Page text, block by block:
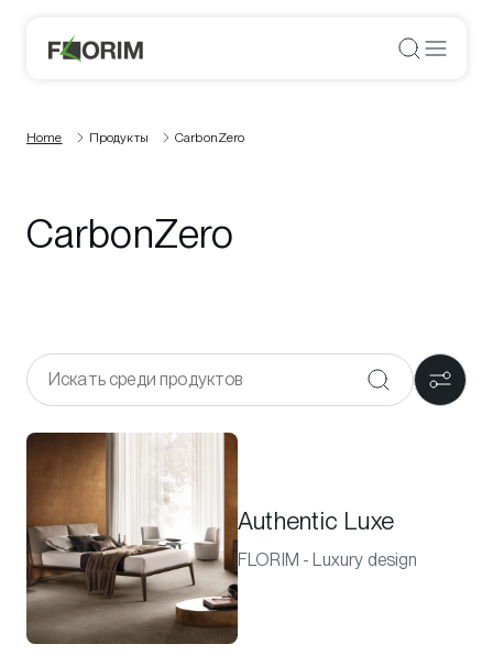
Home Продукты CarbonZero
CarbonZero
Authentic Luxe
FLORIM - Luxury design